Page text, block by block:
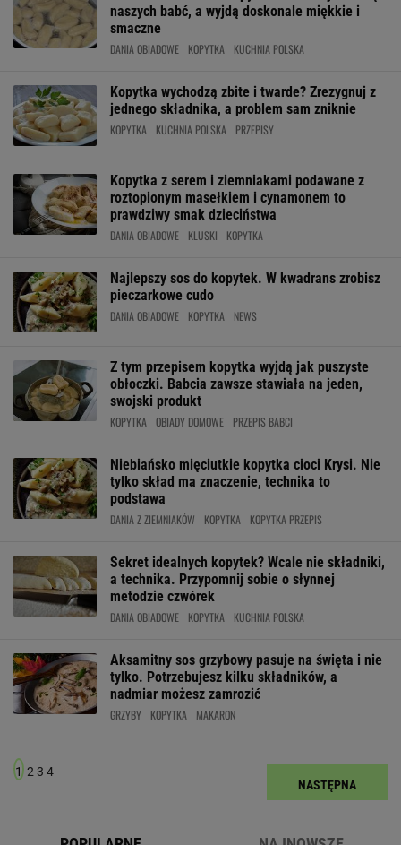
naszych babć, a wyjdą doskonale miękkie i
smaczne
DANIA OBIADOWE KOPYTKA KUCHNIA POLSKA
Kopytka wychodzą zbite i twarde? Zrezygnuj z
jednego składnika, a problem sam zniknie
KOPYTKA KUCHNIA POLSKA PRZEPISY
Kopytka z serem i ziemniakami podawane z
roztopionym masełkiem i cynamonem to
prawdziwy smak dzieciństwa
DANIA OBIADOWE KLUSKI KOPYTKA
Najlepszy sos do kopytek. W kwadrans zrobisz
pieczarkowe cudo
DANIA OBIADOWE KOPYTKA NEWS
Z tym przepisem kopytka wyjdą jak puszyste
obłoczki. Babcia zawsze stawiała na jeden,
swojski produkt
KOPYTKA OBIADY DOMOWE PRZEPIS BABCI
Niebiańsko mięciutkie kopytka cioci Krysi. Nie
tylko skład ma znaczenie, technika to
podstawa
DANIA Z ZIEMNIAKÓW KOPYTKA KOPYTKA PRZEPIS
Sekret idealnych kopytek? Wcale nie składniki,
a technika. Przypomnij sobie o słynnej
metodzie czwórek
DANIA OBIADOWE KOPYTKA KUCHNIA POLSKA
Aksamitny sos grzybowy pasuje na święta i nie
tylko. Potrzebujesz kilku składników, a
nadmiar możesz zamrozić
GRZYBY KOPYTKA MAKARON
1 2 3 4
NASTĘPNA